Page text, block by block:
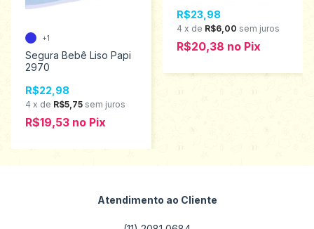
Segura Bebê Liso Papi
2970
R$22,98
4 x de R$5,75 sem juros
R$19,53 no Pix
+1
R$23,98
4 x de R$6,00 sem juros
R$20,38 no Pix
Atendimento ao Cliente